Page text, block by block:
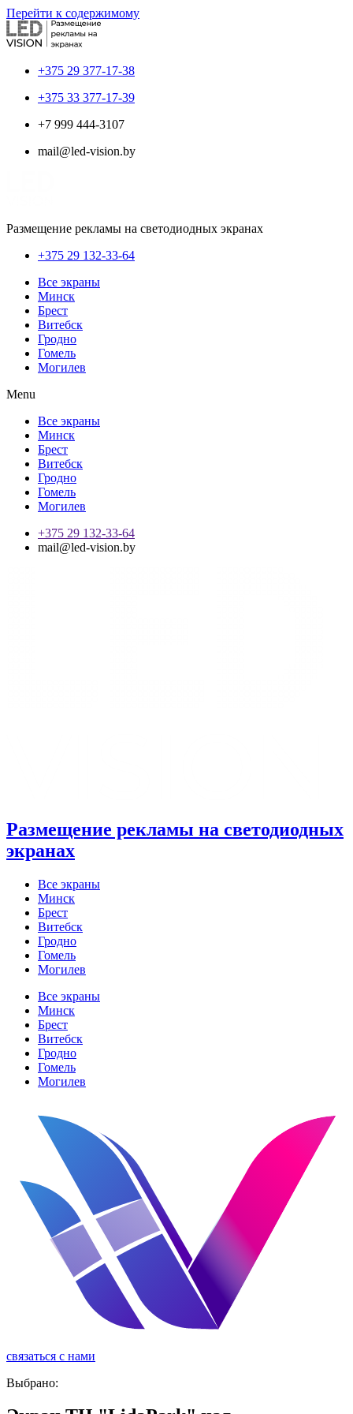
Перейти к содержимому
+375 29 377-17-38
+375 33 377-17-39
+7 999 444-3107
mail@led-vision.by
Размещение рекламы на светодиодных экранах
+375 29 132-33-64
Все экраны
Минск
Брест
Витебск
Гродно
Гомель
Могилев
Menu
Все экраны
Минск
Брест
Витебск
Гродно
Гомель
Могилев
+375 29 132-33-64
mail@led-vision.by
Размещение рекламы на светодиодных
экранах
Все экраны
Минск
Брест
Витебск
Гродно
Гомель
Могилев
Все экраны
Минск
Брест
Витебск
Гродно
Гомель
Могилев
связаться с нами
Выбрано: